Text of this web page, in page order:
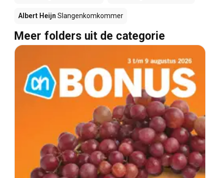
Albert Heijn Slangenkomkommer
Meer folders uit de categorie